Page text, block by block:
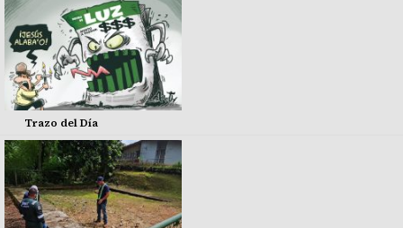
Trazo del Día